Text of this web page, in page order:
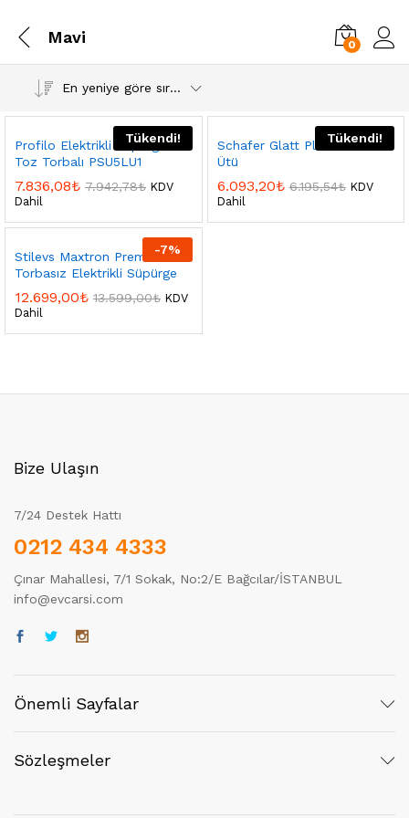
Mavi 0
En yeniye göre sırala
Tükendi!
Profilo Elektrikli Süpürge
Toz Torbalı PSU5LU1
7.836,08₺ 7.942,78₺ KDV
Dahil
Tükendi!
Schafer Glatt Plus Buharlı
Ütü
6.093,20₺ 6.195,54₺ KDV
Dahil
-7%
Stilevs Maxtron Premium
Torbasız Elektrikli Süpürge
12.699,00₺ 13.599,00₺ KDV
Dahil
Bize Ulaşın
7/24 Destek Hattı
0212 434 4333
Çınar Mahallesi, 7/1 Sokak, No:2/E Bağcılar/İSTANBUL
info@evcarsi.com
Önemli Sayfalar
Sözleşmeler